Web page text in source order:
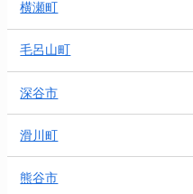
横瀬町
毛呂山町
深谷市
滑川町
熊谷市